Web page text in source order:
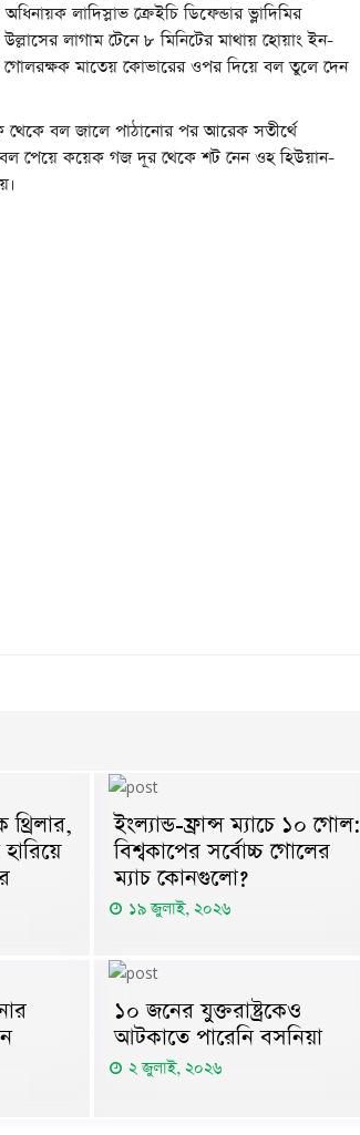
লাদিস্লাভ ক্রেইচি ডিফেন্ডার ভ্লাদিমির
লাগাম টেনে ৮ মিনিটের মাথায় হোয়াং ইন-
গোলরক্ষক মাতেয় কোভারের ওপর দিয়ে বল তুলে দেন
থেকে বল জালে পাঠানোর পর আরেক সতীর্থে
বল পেয়ে কয়েক গজ দূর থেকে শট নেন ওহ হিউয়ান-
ইংল্যান্ড-ফ্রান্স ম্যাচে ১০ গোল:
বিশ্বকাপের সর্বোচ্চ গোলের
ম্যাচ কোনগুলো?
১৯ জুলাই, ২০২৬
১০ জনের যুক্তরাষ্ট্রকেও
আটকাতে পারেনি বসনিয়া
২ জুলাই, ২০২৬